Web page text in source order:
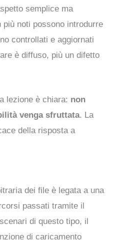
semplice ma
più noti possono introdurre
controllati e aggiornati
è diffuso, più un difetto
lezione è chiara: non
venga sfruttata. La
della risposta a
dei file è legata a una
passati tramite il
di questo tipo, il
di caricamento